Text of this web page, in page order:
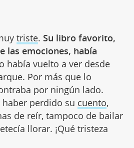
triste. Su libro favorito,
las emociones, había
había vuelto a ver desde
Por más que lo
por ningún lado.
perdido su cuento,
de reír, tampoco de bailar
llorar. ¡Qué tristeza